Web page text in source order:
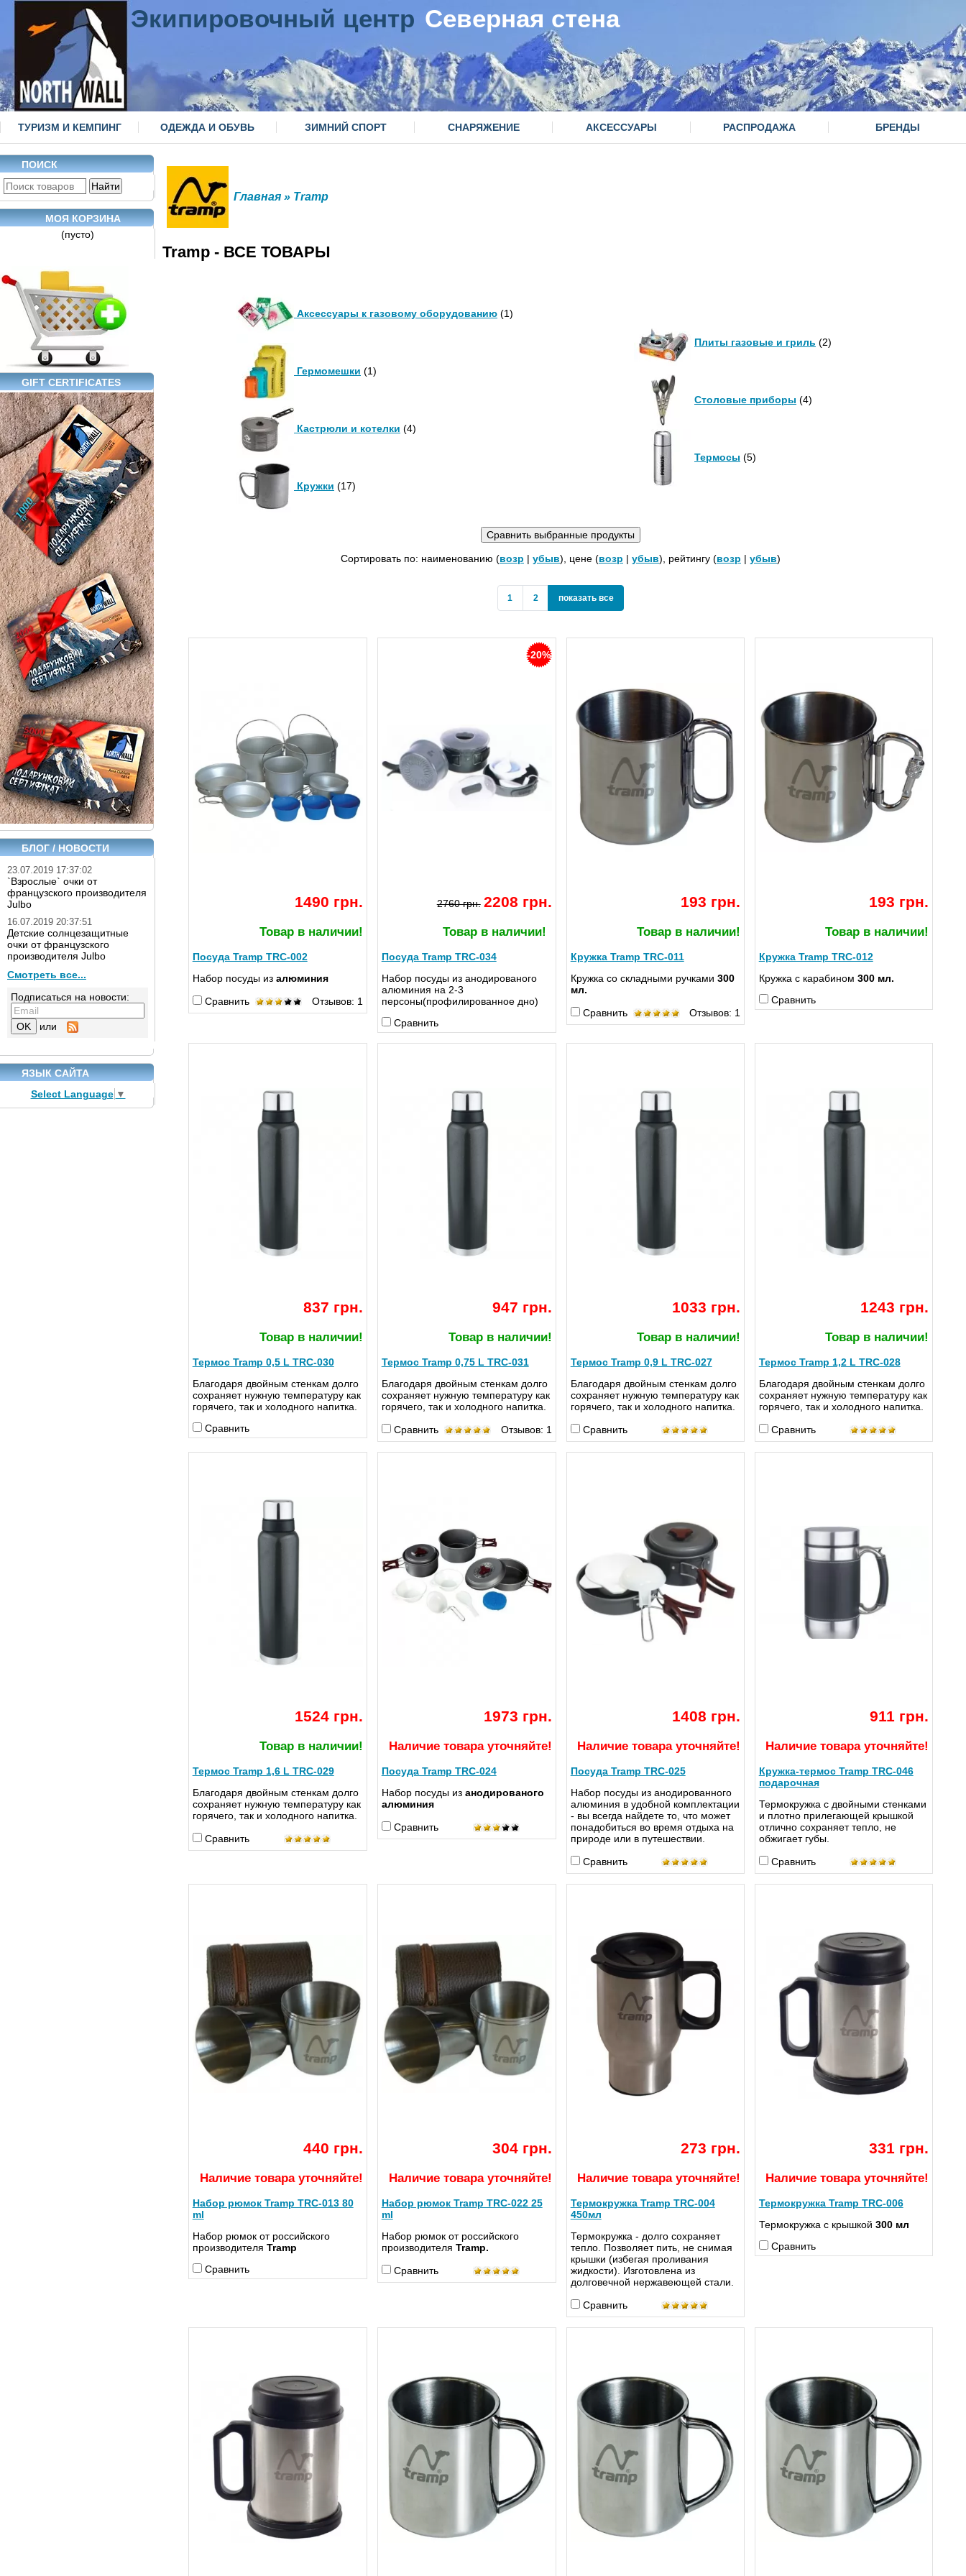
Экипировочный центр Северная стена
ТУРИЗМ И КЕМПИНГ ОДЕЖДА И ОБУВЬ ЗИМНИЙ СПОРТ СНАРЯЖЕНИЕ АКСЕССУАРЫ РАСПРОДАЖА БРЕНДЫ
ПОИСК
МОЯ КОРЗИНА
(пусто)
GIFT CERTIFICATES
БЛОГ / НОВОСТИ
23.07.2019 17:37:02
`Взрослые` очки от
французского производителя
Julbo
16.07.2019 20:37:51
Детские солнцезащитные
очки от французского
производителя Julbo
Смотреть все...
Подписаться на новости:
или
ЯЗЫК САЙТА
Select Language ▼
Главная » Tramp
Tramp - ВСЕ ТОВАРЫ
Аксессуары к газовому оборудованию (1)
Гермомешки (1)
Кастрюли и котелки (4)
Кружки (17)
Плиты газовые и гриль (2)
Столовые приборы (4)
Термосы (5)
Сортировать по: наименованию (возр | убыв), цене (возр | убыв), рейтингу (возр | убыв)
1 2 показать всеshow
1490 грн.
Товар в наличии!
Посуда Tramp TRC-002
Набор посуды из алюминия
Сравнить
Отзывов: 1
-20%
2760 грн. 2208 грн.
Товар в наличии!
Посуда Tramp TRC-034
Набор посуды из анодированого
алюминия на 2-3
персоны(профилированное дно)
Сравнить
193 грн.
Товар в наличии!
Кружка Tramp TRC-011
Кружка cо складными ручками 300
мл.
Сравнить
Отзывов: 1
193 грн.
Товар в наличии!
Кружка Tramp TRC-012
Кружка c карабином 300 мл.
Сравнить
837 грн.
Товар в наличии!
Термос Tramp 0,5 L TRC-030
Благодаря двойным стенкам долго
сохраняет нужную температуру как
горячего, так и холодного напитка.
Сравнить
947 грн.
Товар в наличии!
Термос Tramp 0,75 L TRC-031
Благодаря двойным стенкам долго
сохраняет нужную температуру как
горячего, так и холодного напитка.
Сравнить
Отзывов: 1
1033 грн.
Товар в наличии!
Термос Tramp 0,9 L TRC-027
Благодаря двойным стенкам долго
сохраняет нужную температуру как
горячего, так и холодного напитка.
Сравнить
1243 грн.
Товар в наличии!
Термос Tramp 1,2 L TRC-028
Благодаря двойным стенкам долго
сохраняет нужную температуру как
горячего, так и холодного напитка.
Сравнить
1524 грн.
Товар в наличии!
Термос Tramp 1,6 L TRC-029
Благодаря двойным стенкам долго
сохраняет нужную температуру как
горячего, так и холодного напитка.
Сравнить
1973 грн.
Наличие товара уточняйте!
Посуда Tramp TRC-024
Набор посуды из анодированого
алюминия
Сравнить
1408 грн.
Наличие товара уточняйте!
Посуда Tramp TRC-025
Набор посуды из анодированного
алюминия в удобной комплектации
- вы всегда найдете то, что может
понадобиться во время отдыха на
природе или в путешествии.
Сравнить
911 грн.
Наличие товара уточняйте!
Кружка-термос Tramp TRC-046
подарочная
Термокружка с двойными стенками
и плотно прилегающей крышкой
отлично сохраняет тепло, не
обжигает губы.
Сравнить
440 грн.
Наличие товара уточняйте!
Набор рюмок Tramp TRC-013 80
ml
Набор рюмок от российского
производителя Tramp
Сравнить
304 грн.
Наличие товара уточняйте!
Набор рюмок Tramp TRC-022 25
ml
Набор рюмок от российского
производителя Tramp.
Сравнить
273 грн.
Наличие товара уточняйте!
Термокружка Tramp TRC-004
450мл
Термокружка - долго сохраняет
тепло. Позволяет пить, не снимая
крышки (избегая проливания
жидкости). Изготовлена из
долговечной нержавеющей стали.
Сравнить
331 грн.
Наличие товара уточняйте!
Термокружка Tramp TRC-006
Термокружка с крышкой 300 мл
Сравнить